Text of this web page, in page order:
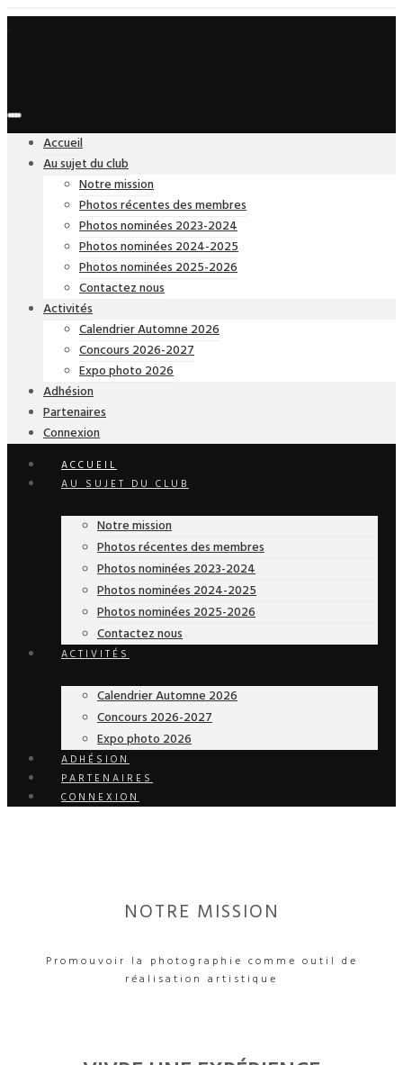
Accueil
Au sujet du club
Notre mission
Photos récentes des membres
Photos nominées 2023-2024
Photos nominées 2024-2025
Photos nominées 2025-2026
Contactez nous
Activités
Calendrier Automne 2026
Concours 2026-2027
Expo photo 2026
Adhésion
Partenaires
Connexion
ACCUEIL
AU SUJET DU CLUB
Notre mission
Photos récentes des membres
Photos nominées 2023-2024
Photos nominées 2024-2025
Photos nominées 2025-2026
Contactez nous
ACTIVITÉS
Calendrier Automne 2026
Concours 2026-2027
Expo photo 2026
ADHÉSION
PARTENAIRES
CONNEXION
NOTRE MISSION
Promouvoir la photographie comme outil de
réalisation artistique